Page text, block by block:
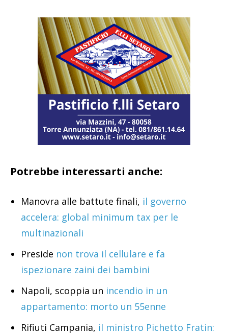
Potrebbe interessarti anche:
Manovra alle battute finali, il governo
accelera: global minimum tax per le
multinazionali
Preside non trova il cellulare e fa
ispezionare zaini dei bambini
Napoli, scoppia un incendio in un
appartamento: morto un 55enne
Rifiuti Campania, il ministro Pichetto Fratin: